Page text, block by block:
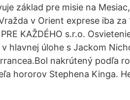
základ pre misie na
v Orient exprese iba
KAŽDÉHO s.r.o.
hlavnej úlohe s Jackom
nakrútený podľa
hororov Stephena Kinga.